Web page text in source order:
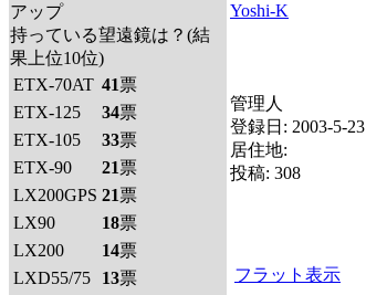
アップ
持っている望遠鏡は？(結
果上位10位)
ETX-70AT 41票
ETX-125
34票
ETX-105
33票
ETX-90
21票
LX200GPS 21票
LX90
18票
LX200
14票
LXD55/75
13票
Yoshi-K
管理人
登録日: 2003-5-23
居住地:
投稿: 308
フラット表示